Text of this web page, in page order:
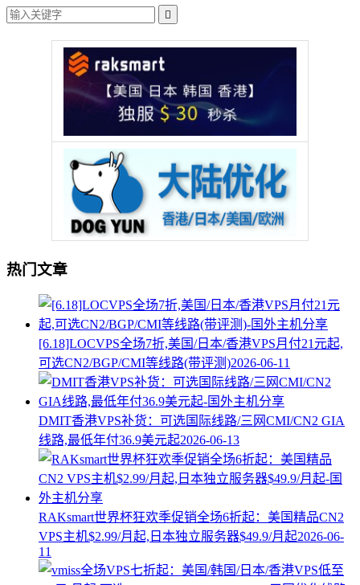

热门文章
[6.18]LOCVPS全场7折,美国/日本/香港VPS月付21元起,
可选CN2/BGP/CMI等线路(带评测)2026-06-11
DMIT香港VPS补货：可选国际线路/三网CMI/CN2 GIA
线路,最低年付36.9美元起2026-06-13
RAKsmart世界杯狂欢季促销全场6折起：美国精品CN2
VPS主机$2.99/月起,日本独立服务器$49.9/月起2026-06-
11